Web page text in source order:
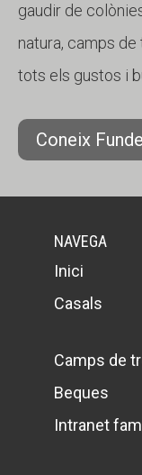
gaudir de
natura, camps
tots els gustos i
Coneix
NAVEGA
Inici
Casals
Camps de
Beques
Intranet